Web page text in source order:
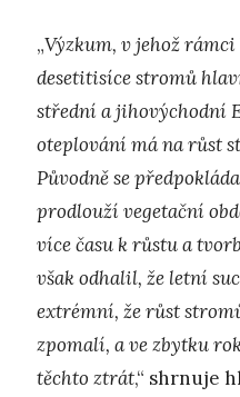
„Výzkum, v jehož
desetitisíce stromů
střední a jihovýchodní
oteplování má na růst
Původně se
prodlouží vegetační
více času k růstu a
však odhalil, že letní
extrémní, že růst
zpomalí, a ve zbytku
těchto ztrát,“ shrnuje